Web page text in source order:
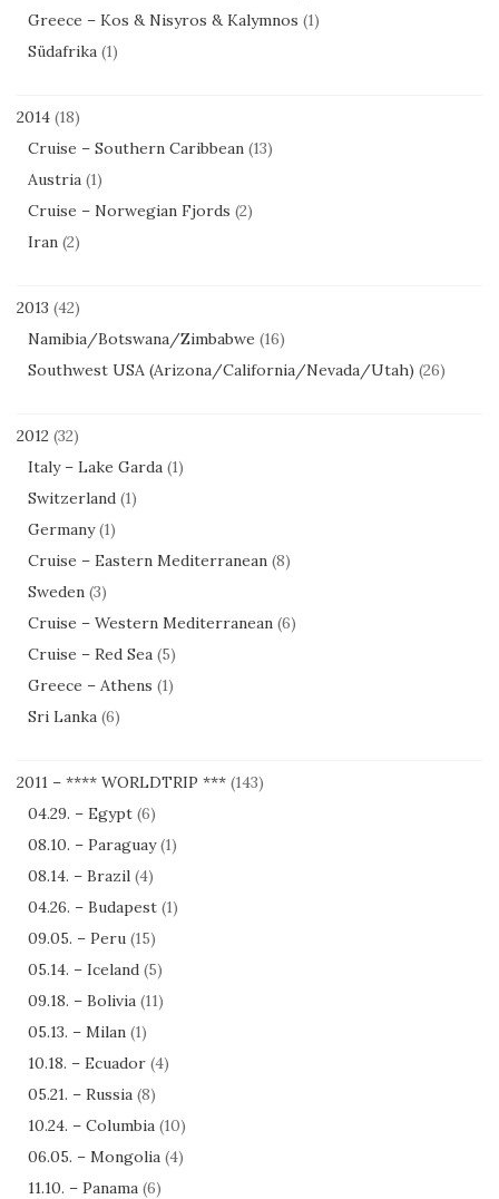
Greece – Kos & Nisyros & Kalymnos (1)
Südafrika (1)
2014 (18)
Cruise – Southern Caribbean (13)
Austria (1)
Cruise – Norwegian Fjords (2)
Iran (2)
2013 (42)
Namibia/Botswana/Zimbabwe (16)
Southwest USA (Arizona/California/Nevada/Utah) (26)
2012 (32)
Italy – Lake Garda (1)
Switzerland (1)
Germany(1)
Cruise – Eastern Mediterranean (8)
Sweden (3)
Cruise – Western Mediterranean (6)
Cruise – Red Sea (5)
Greece – Athens (1)
Sri Lanka (6)
2011 – **** WORLDTRIP *** (143)
04.29. – Egypt (6)
08.10. – Paraguay(1)
08.14. – Brazil (4)
04.26. – Budapest (1)
09.05. – Peru (15)
05.14. – Iceland (5)
09.18. – Bolivia (11)
05.13. – Milan (1)
10.18. – Ecuador (4)
05.21. – Russia (8)
10.24. – Columbia (10)
06.05. – Mongolia (4)
11.10. – Panama (6)